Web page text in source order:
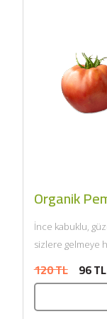
Organik
İnce kabuklu,
sizlere gelmeye
120 TL 96 TL